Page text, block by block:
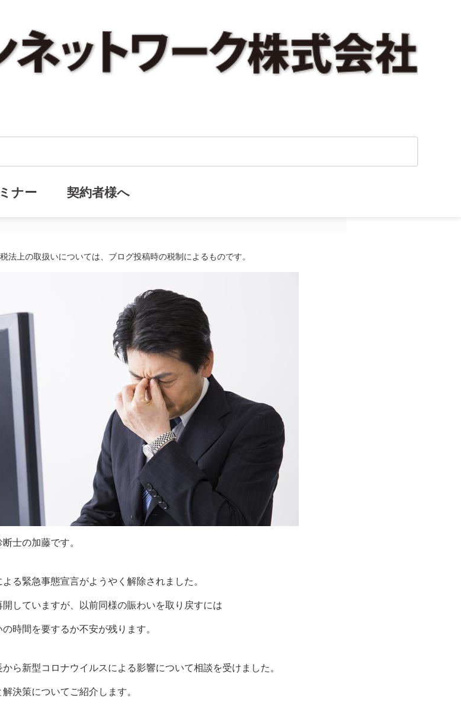
ナー 契約者様へ
法上の取扱いについては、ブログ投稿時の税制によるものです。
士の加藤です。
る緊急事態宣言がようやく解除されました。
していますが、以前同様の賑わいを取り戻すには
時間を要するか不安が残ります。
ら新型コロナウイルスによる影響について相談を受けました。
決策についてご紹介します。